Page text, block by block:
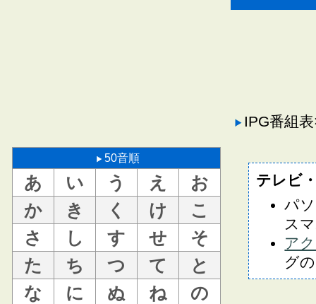
50音順
あ い う え
お
か
き く け
こ
さ
し す せ
そ
た
ち つ て
と
な
に ぬ ね
の
IPG番組
テレビ
パ
ス
ア
グ